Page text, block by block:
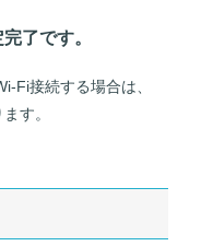
了です。
Fi接続する場合は、
す。